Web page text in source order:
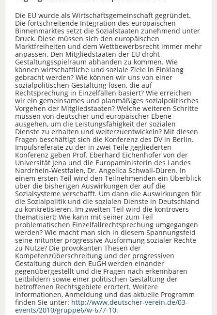
Die EU wurde als Wirtschaftsgemeinschaft gegründet.
Die fortschreitende Integration des europäischen
Binnenmarktes setzt die Sozialstaaten zunehmend unter
Druck. Diese müssen sich den europäischen
Marktfreiheiten und dem Wettbewerbsrecht immer mehr
anpassen. Den Mitgliedstaaten der EU droht
Gestaltungsspielraum abhanden zu kommen. Wie
können wirtschaftliche und soziale Ziele in Einklang
gebracht werden? Wie können wir uns von einer
sozialpolitischen Gestaltung lösen, die auf
Rechtsprechung in Einzelfällen basiert? Wie erreichen
wir ein gemeinsames und planmäßiges sozialpolitisches
Vorgehen der Mitgliedstaaten? Welche weiteren Schritte
müssen von deutscher und europäischer Ebene
ausgehen, um die Leistungsfähigkeit der sozialen
Dienste zu erhalten und weiterzuentwickeln? Mit diesen
Fragen beschäftigt sich die Konferenz des DV in Berlin.
Impulsreferate zu der in zwei Teile gegliederten
Konferenz geben Prof. Eberhard Eichenhofer von der
Universität Jena und die Europaministerin des Landes
Nordrhein-Westfalen, Dr. Angelica Schwall-Düren. In
einem ersten Teil wird den Teilnehmenden ein Überblick
über die bisherigen Auswirkungen der auf die
Sozialsysteme verschafft. Um dann die Auswirkungen für
die Sozialpolitik und die sozialen Dienste in Deutschland
zu konkretisieren. Im zweiten Teil wird die kontrovers
thematisiert: Wie kann mit seiner zum Teil
problematischen Einzelfallrechtsprechung umgegangen
werden? Wie macht man sich in diesem Spannungsfeld
seine mitunter progressive Ausformung sozialer Rechte
zu Nutze? Die provokanten Thesen der
Kompetenzüberschreitung und der progressiven
Gestaltung durch den EuGH werden einander
gegenübergestellt und die Fragen nach erkennbaren
Leitbildern sowie einer politischen Gestaltung der
betroffenen Rechtsgebiete erörtert. Weitere
Informationen, Anmeldung und das aktuelle Programm
finden Sie unter: http://www.deutscher-verein.de/03-
events/2010/gruppe6/w-677-10.